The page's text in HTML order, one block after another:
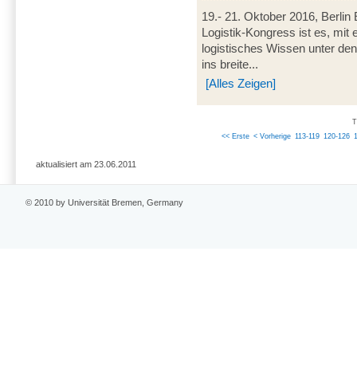
19.- 21. Oktober 2016,
Logistik-Kongress ist es, mit
logistisches Wissen unter
ins breite...
[Alles Zeigen]
<< Erste < Vorherige 113-119 120-126
aktualisiert am 23.06.2011
© 2010 by Universität Bremen, Germany